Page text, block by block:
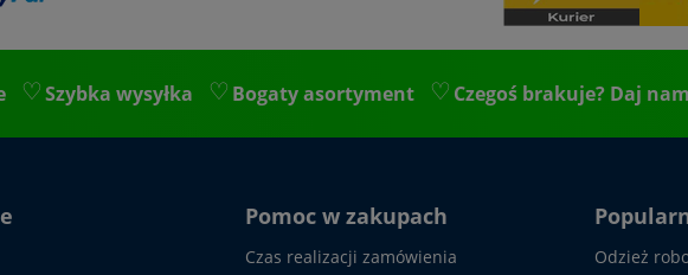
Szybka wysyłka Bogaty asortyment Czegoś brakuje? Daj
Pomoc w zakupach
Czas realizacji zamówienia
Odzież